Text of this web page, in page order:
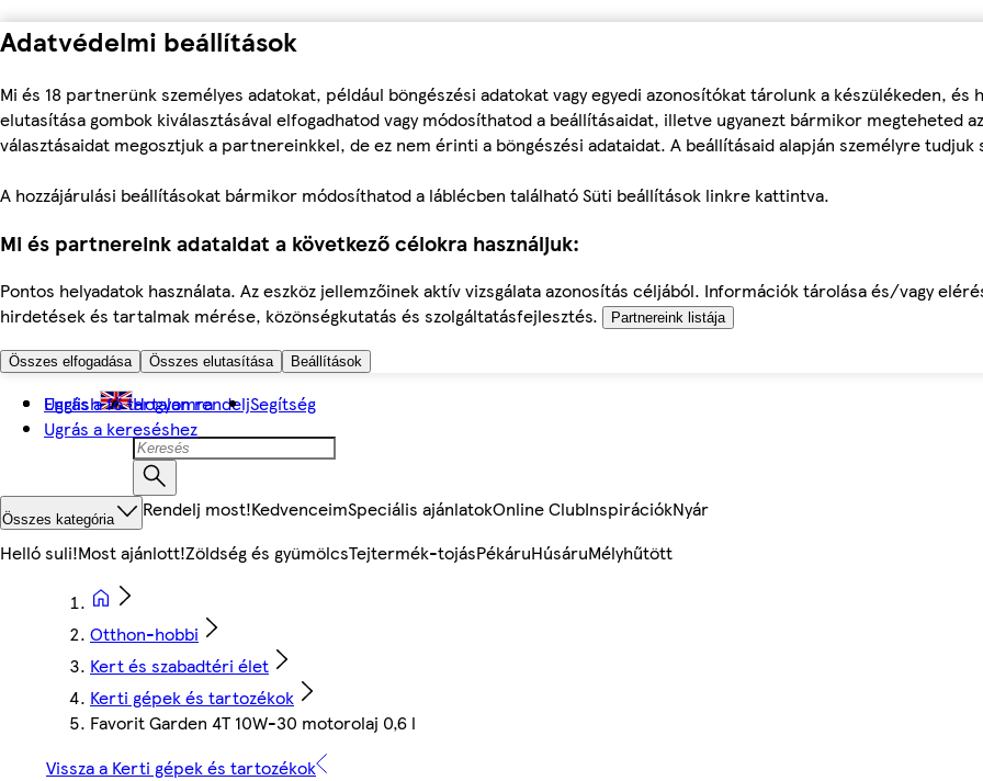
Adatvédelmi beállítások
Mi és 18 partnerünk személyes adatokat, például böngészési adatokat vagy egyedi azonosítókat tárolunk a készülékeden, és
elutasítása gombok kiválasztásával elfogadhatod vagy módosíthatod a beállításaidat, illetve ugyanezt bármikor megteheted az
választásaidat megosztjuk a partnereinkkel, de ez nem érinti a böngészési adataidat. A beállításaid alapján személyre tudjuk
A hozzájárulási beállításokat bármikor módosíthatod a láblécben található Süti beállítások linkre kattintva.
Mi és partnereink adataidat a következő célokra használjuk:
Pontos helyadatok használata. Az eszköz jellemzőinek aktív vizsgálata azonosítás céljából. Információk tárolása és/vagy
hirdetések és tartalmak mérése, közönségkutatás és szolgáltatásfejlesztés.
Partnereink listája
Összes elfogadása Összes elutasítása Beállítások
Ugrás a fő tartalomra
Ugrás a kereséshez
English Hogyan rendeljSegítség
Összes kategória Rendelj most!KedvenceimSpeciális ajánlatokOnline ClubInspirációkNyár
Helló suli!Most ajánlott!Zöldség és gyümölcsTejtermék-tojásPékáruHúsáruMélyhűtött
Otthon-hobbi
Kert és szabadtéri élet
Kerti gépek és tartozékok
Favorit Garden 4T 10W-30 motorolaj 0,6 l
Vissza a Kerti gépek és tartozékok